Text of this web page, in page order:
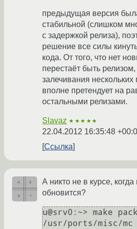
предыдущая версия
стабильной (слишком
с задержкой релиза),
решение все силы
кода. От того, что нет
перестаёт быть
залечивания нескольких
вполне претендует на
остальными релизами.
Slavaz ★★★★★
22.04.2012 16:35:48
Ссылка
А никто не в курсе, когда
обновится?
u@srv0:~> make
/usr/ports/misc/mc